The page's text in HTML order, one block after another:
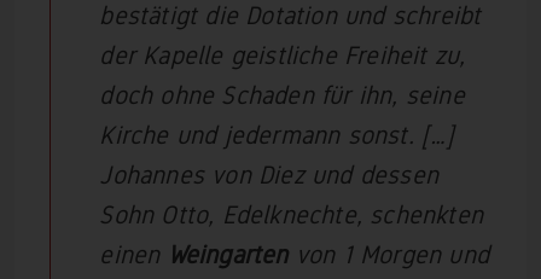
bestätigt die Dotation und schreibt
der Kapelle geistliche Freiheit zu,
doch ohne Schaden für ihn, seine
Kirche und jedermann sonst. […]
Johannes von Diez und dessen
Sohn Otto, Edelknechte, schenkten
einen Weingartenvon 1 Morgen und